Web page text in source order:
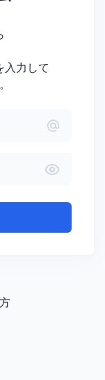
入力して